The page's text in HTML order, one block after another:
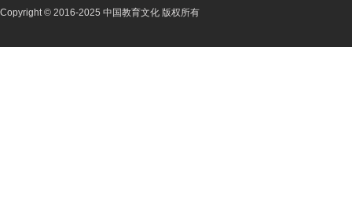
Copyright © 2016-2025 中国教育文化 版权所有